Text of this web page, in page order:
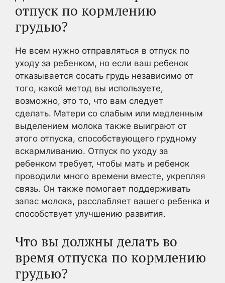
отпуск по кормлению
грудью?
Не всем нужно отправляться в отпуск по
уходу за ребенком, но если ваш ребенок
отказывается сосать грудь независимо от
того, какой метод вы используете,
возможно, это то, что вам следует
сделать. Матери со слабым или медленным
выделением молока также выиграют от
этого отпуска, способствующего грудному
вскармливанию. Отпуск по уходу за
ребенком требует, чтобы мать и ребенок
проводили много времени вместе, укрепляя
связь. Он также помогает поддерживать
запас молока, расслабляет вашего ребенка и
способствует улучшению развития.
Что вы должны делать во
время отпуска по кормлению
грудью?